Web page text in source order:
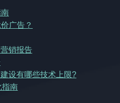
广告？
销报告
设有哪些技术上限?
指南